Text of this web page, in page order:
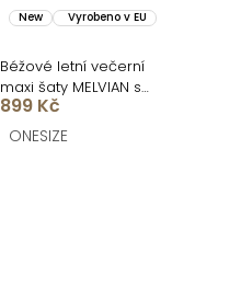
New Vyrobeno v EU
Béžové letní večerní
maxi šaty MELVIAN s
krajkou
899 Kč
ONESIZE